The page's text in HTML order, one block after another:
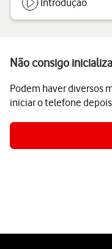
Introdução
Não consigo
Podem haver diversos
iniciar o telefone